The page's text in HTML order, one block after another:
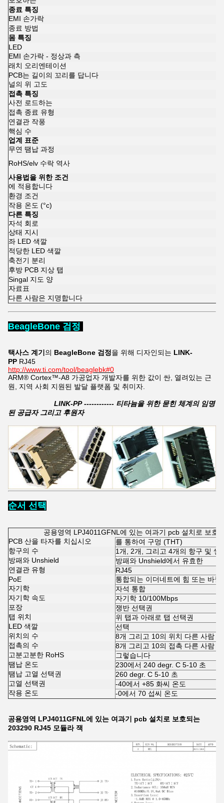
종료 특징
EMI 손가락
종료 방법
몸 특징
LED
EMI 손가락 - 정상과 측
래치 오리엔테이션
PCB는 길이의 꼬리를 답니다
널의 위 고도
접촉 특징
사전 로드하는
접촉 종료 유형
연결관 작풍
핵심 수
업계 표준
무연 땜납 과정
RoHS/elv 수락 역사
사용법을 위한 조건
에 적용합니다
환경 조건
작용 온도 (°c)
다른 특징
자석 회로
상태 지시
좌 LED 색깔
적당한 LED 색깔
축전기 분리
후방 PCB 지상 탭
Singal 지도 양
자료표
다른 사람은 지명합니다
BeagleBone 검정
택사스 계기 의 BeagleBone 검정을 위해 디자인되는 LINK-
PP RJ45
http://www.ti.com/tool/beaglebk#0
ARM® Cortex™-A8 가공업자 개발자를 위한 값이 싼, 열려있는 근
원, 지역 사회 지원된 발달 플랫폼 및 취미자.
LINK-PP ------------ 티타늄을 위한 묻힌 체계의 임명
된 공급자 그리고 후원자
순서 선택
공용영역 LPJ4011GFNL에 있는 여과기 pcb 설치로 보호
PCB 산을 타자를 치십시오
를 통하여 구멍 (THT)
항구의 수
1개, 2개, 그리고 4개의 항구 및
방패와 Unshield
방패와 Unshield에서 유효한
연결관 유형
RJ45
PoE
통합되는 이더네트에 힘 또는 바깥
자기학
자석 통합
자기학 속도
자기학 10/100Mbps
포장
쟁반 선택권
탭 위치
위 탭과 아래로 탭 선택권
LED 색깔
선택
위치의 수
8개 그리고 10의 위치 다른 사람
접촉의 수
8개 그리고 10의 접촉 다른 사람
고분고분한 RoHS
그렇습니다
땜납 온도
230에서 240 degr. C 5-10 초
땜납 고열 선택권
260 degr. C 5-10 초
고열 선택권
-40에서 +85 화씨 온도
작용 온도
-0에서 70 섭씨 온도
공용영역 LPJ4011GFNL에 있는 여과기 pcb 설치로 보호되는
203290 RJ45 모듈라 잭